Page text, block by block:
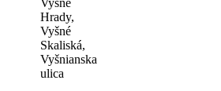
Vyšné
Hrady,
Vyšné
Skaliská,
Vyšnianska
ulica